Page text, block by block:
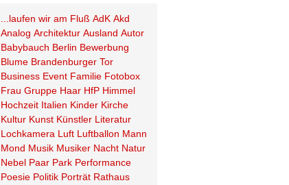
...laufen wir am Fluß AdK Akd
Analog Architektur Ausland Autor
Babybauch Berlin Bewerbung
Blume Brandenburger Tor
Business Event Familie Fotobox
Frau Gruppe Haar HfP Himmel
Hochzeit Italien Kinder Kirche
Kultur Kunst Künstler Literatur
Lochkamera Luft Luftballon Mann
Mond Musik Musiker Nacht Natur
Nebel Paar Park Performance
Poesie Politik Porträt Rathaus